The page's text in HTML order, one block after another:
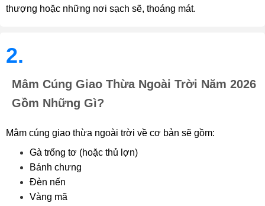
thượng hoặc những nơi sạch sẽ, thoáng mát.
2.
Mâm Cúng Giao Thừa Ngoài Trời Năm 2026
Gồm Những Gì?
Mâm cúng giao thừa ngoài trời về cơ bản sẽ gồm:
Gà trống tơ (hoặc thủ lợn)
Bánh chưng
Đèn nến
Vàng mã